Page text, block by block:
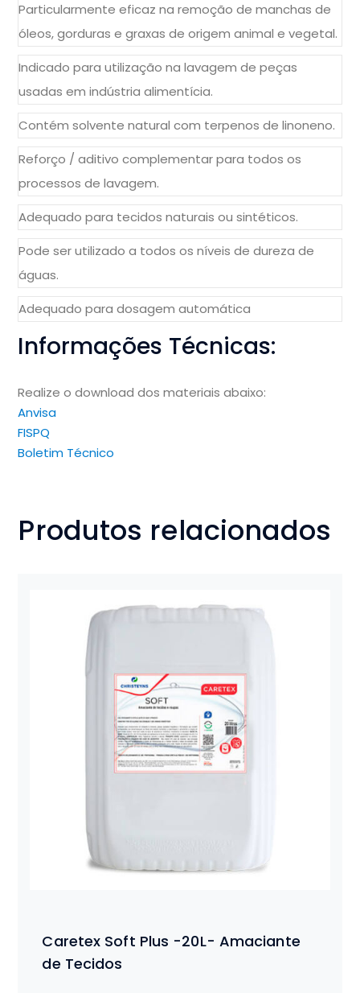
Particularmente eficaz na remoção de manchasde
óleos, gorduras e graxas de origem animal e vegetal.
Indicado para utilização na lavagem de peças
usadas em indústria alimentícia.
Contém solvente natural com terpenos de linoneno.
Reforço / aditivo complementar para todos os
processos de lavagem.
Adequado para tecidos naturais ou sintéticos.
Pode ser utilizado a todos os níveis de dureza de
águas.
Adequado para dosagem automática
Informações Técnicas:
Realize o download dos materiais abaixo:
Anvisa
FISPQ
Boletim Técnico
Produtos relacionados
Caretex Soft Plus -20L- Amaciante
de Tecidos